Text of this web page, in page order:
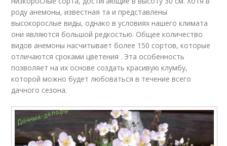
роду анемоны, известная та и представлены
высокорослые виды, однако в условиях нашего климата
они являются большой редкостью. Общее количество
видов анемоны насчитывает более 150 сортов, которые
отличаются сроками цветения . Эта особенность
позволяет на их основе создать красивую клумбу,
которой можно будет любоваться в течение всего
дачного сезона.